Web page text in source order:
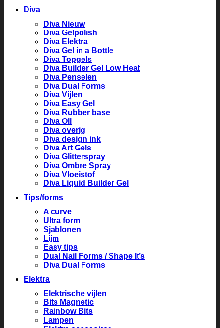
Diva
Diva Nieuw
Diva Gelpolish
Diva Elektra
Diva Gel in a Bottle
Diva Topgels
Diva Builder Gel Low Heat
Diva Penselen
Diva Dual Forms
Diva Vijlen
Diva Easy Gel
Diva Rubber base
Diva Oil
Diva overig
Diva design ink
Diva Art Gels
Diva Glitterspray
Diva Ombre Spray
Diva Vloeistof
Diva Liquid Builder Gel
Tips/forms
A curve
Ultra form
Sjablonen
Lijm
Easy tips
Dual Nail Forms / Shape It’s
Diva Dual Forms
Elektra
Elektrische vijlen
Bits Magnetic
Rainbow Bits
Lampen